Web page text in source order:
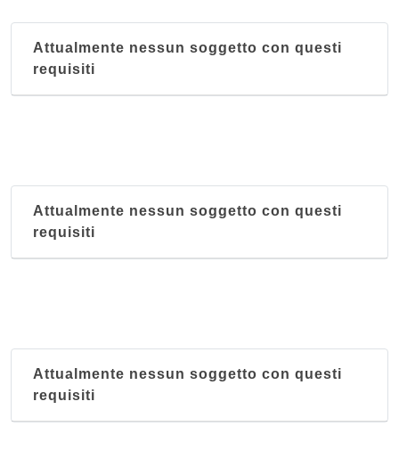
Attualmente nessun soggetto con questi
requisiti
Attualmente nessun soggetto con questi
requisiti
Attualmente nessun soggetto con questi
requisiti